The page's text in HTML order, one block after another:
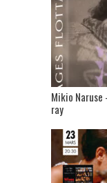
Mikio
ray